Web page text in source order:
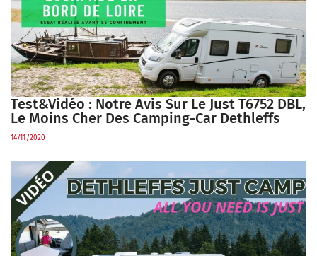
Test&Vidéo : Notre Avis Sur Le Just T6752 DBL,
Le Moins Cher Des Camping-Car Dethleffs
14/11/2020